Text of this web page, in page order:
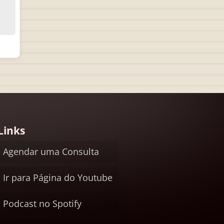
Agendar uma Consulta
Ir para Página do Youtube
Podcast no Spotify